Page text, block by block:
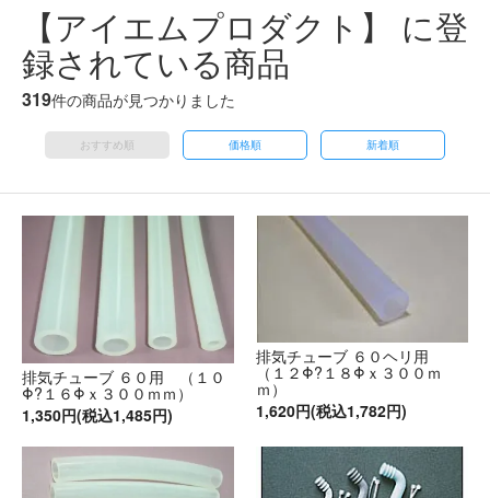
【アイエムプロダクト】 に登
録されている商品
319件の商品が見つかりました
おすすめ順 価格順 新着順
排気チューブ ６０用 （１０
Φ?１６Φｘ３００ｍｍ）
1,350円(税込1,485円)
排気チューブ ６０ヘリ用
（１２Φ?１８Φｘ３００ｍ
ｍ）
1,620円(税込1,782円)